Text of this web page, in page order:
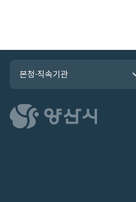
바
로
본청·직속기관